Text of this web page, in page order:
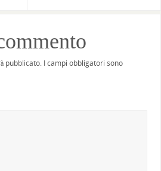
pubblicato. I campi obbligatori sono